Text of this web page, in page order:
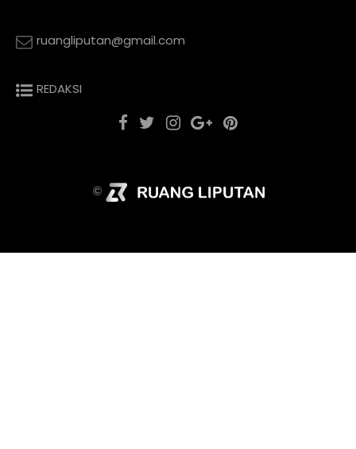
ruangliputan@gmail.com
REDAKSI
©